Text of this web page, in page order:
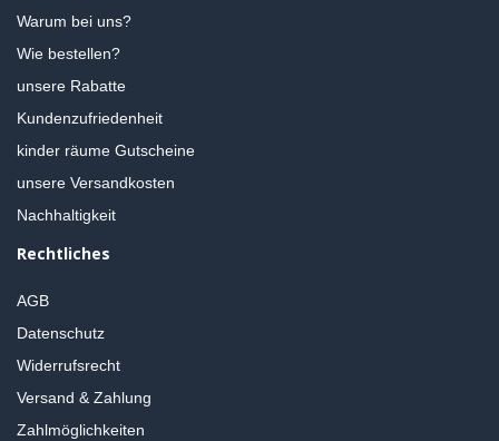
Warum bei uns?
Wie bestellen?
unsere Rabatte
Kundenzufriedenheit
kinder räume Gutscheine
unsere Versandkosten
Nachhaltigkeit
Rechtliches
AGB
Datenschutz
Widerrufsrecht
Versand & Zahlung
Zahlmöglichkeiten